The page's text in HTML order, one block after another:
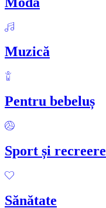
Muzică
Pentru bebeluș
Sport și recreere
Sănătate